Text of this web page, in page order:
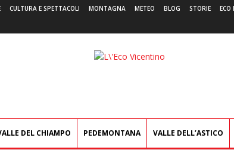
CULTURA E SPETTACOLI MONTAGNA METEO BLOG STORIE ECO
L'Eco
DEL CHIAMPO PEDEMONTANA VALLE DELL’ASTICO